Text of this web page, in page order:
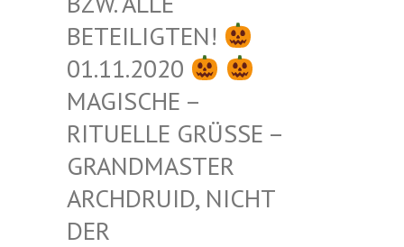
ETEILIGTEN!
01.11.2020
MAGISCHE –
RITUELLE GRÜSSE – G
RANDMASTER A
RCHDRUID, NICHT D
ER B